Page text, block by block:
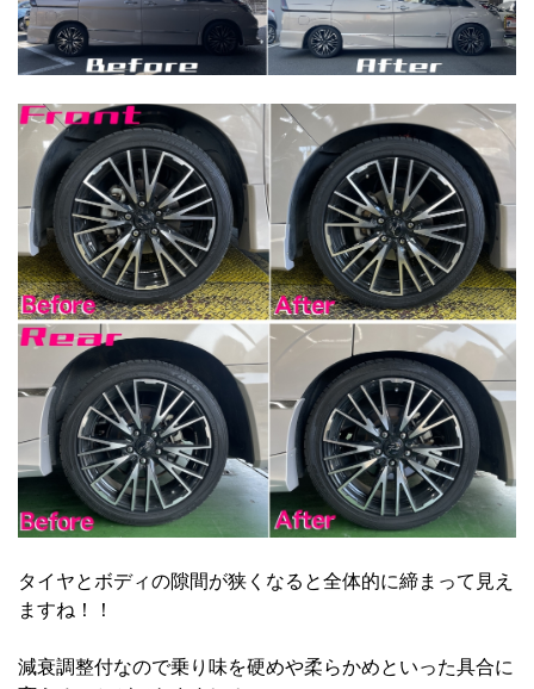
タイヤとボディの隙間が狭くなると全体的に締まって見え
ますね！！
減衰調整付なので乗り味を硬めや柔らかめといった具合に